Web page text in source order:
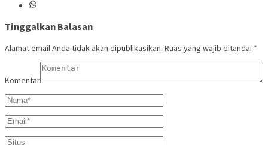
Tinggalkan Balasan
Alamat email Anda tidak akan dipublikasikan. Ruas yang wajib ditandai *
Komentar